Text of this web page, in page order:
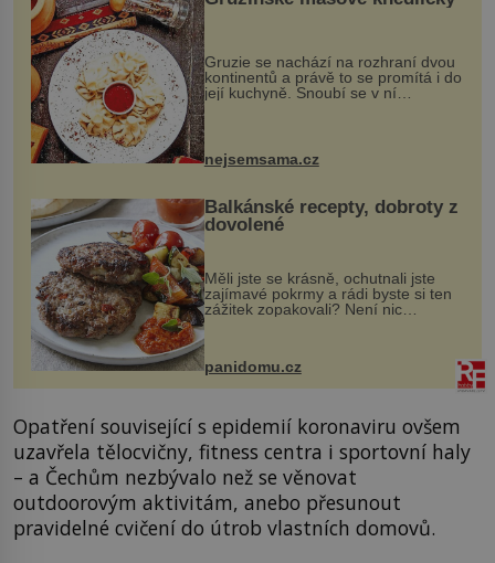
Gruzie se nachází na rozhraní dvou
kontinentů a právě to se promítá i do
její kuchyně. Snoubí se v ní
evropské a asijské chutě a díky tomu
pokrmy, které rozhodně st...
nejsemsama.cz
Balkánské recepty, dobroty z
dovolené
Měli jste se krásně, ochutnali jste
zajímavé pokrmy a rádi byste si ten
zážitek zopakovali? Není nic
snazšího. Pljeskavica (10 porcí)
Možná jste ji ochutnali na dovolené v
bývalé Jugoslávii, lze ji vi...
panidomu.cz
Opatření související s epidemií koronaviru ovšem
uzavřela tělocvičny, fitness centra i sportovní haly
– a Čechům nezbývalo než se věnovat
outdoorovým aktivitám, anebo přesunout
pravidelné cvičení do útrob vlastních domovů.